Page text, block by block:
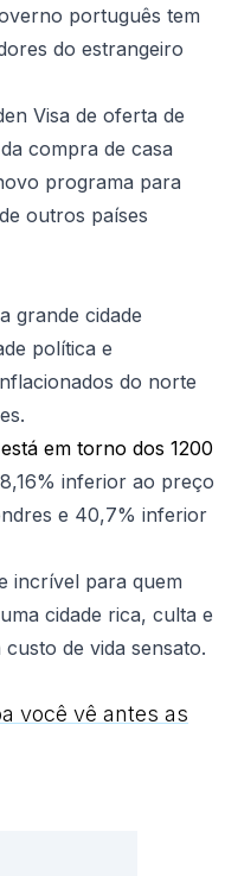
português tem
do estrangeiro
Visa de oferta de
compra de casa
programa para
outros países
grande cidade
política e
do norte
em torno dos 1200
inferior ao preço
e 40,7% inferior
incrível para quem
cidade rica, culta e
de vida sensato.
você vê antes as